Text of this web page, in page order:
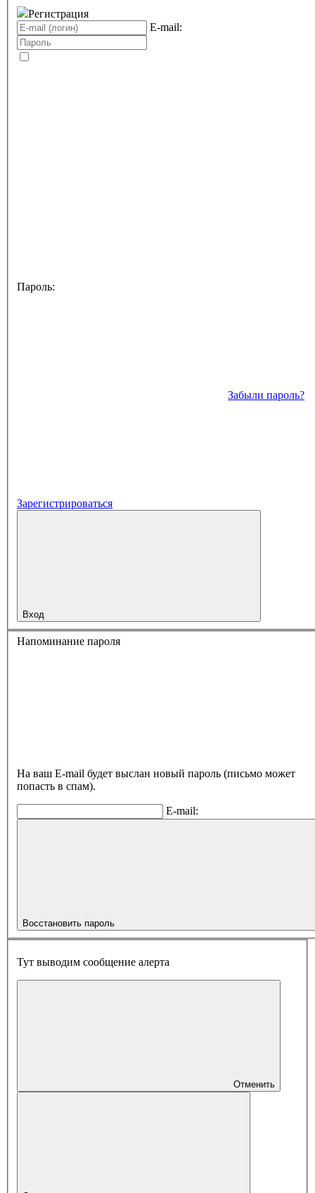
Регистрация
E-mail:
Пароль:
Забыли пароль?
Зарегистрироваться
Вход
Напоминание пароля
На ваш E-mail будет выслан новый пароль (письмо может
попасть в спам).
E-mail:
Восстановить пароль
Тут выводим сообщение алерта
Отменить